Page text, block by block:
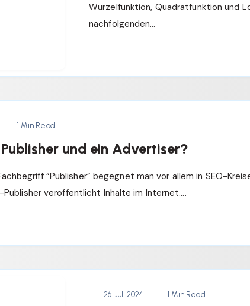
Wurzelfunktion, Quadratfunktion und
nachfolgenden…
1 Min Read
und ein Advertiser?
“Publisher” begegnet man vor allem in SEO-
Publisher veröffentlicht Inhalte im Internet….
26. Juli 2024 1 Min Read